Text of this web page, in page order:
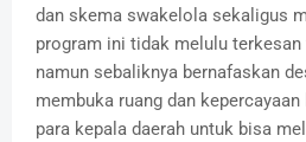
dan skema swakelola sekaligus
program ini tidak melulu
namun sebaliknya bernafaskan
membuka ruang dan
para kepala daerah untuk bisa